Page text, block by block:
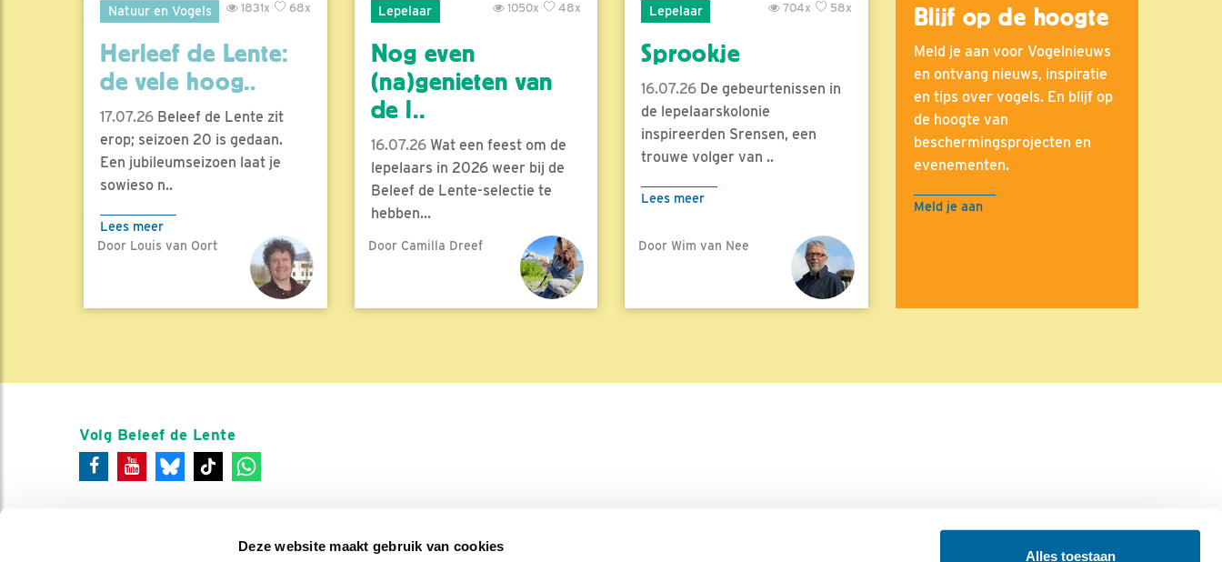
Deze website maakt gebruik van cookies
Alles toestaan
Natuur en Vogels 68x
1831x
Herleef de Lente:
de vele hoog..
17.07.26 Beleef de Lente zit
erop; seizoen 20 is gedaan.
Een jubileumseizoen laat je
sowieso n..
Lees meer
Door Louis van Oort
Lepelaar 48x
1050x
Nog even
(na)genieten van
de l..
16.07.26Wat een feest om de
lepelaars in 2026 weer bij de
Beleef de Lente-selectie te
hebben...
Lees meer
Door Camilla Dreef
Lepelaar 58x
704x
Sprookje
16.07.26 De gebeurtenissen in
de lepelaarskolonie
inspireerden Srensen, een
trouwe volger van ..
Lees meer
Door Wim van Nee
Blijf op de hoogte
Meld je aan voor Vogelnieuws
en ontvang nieuws, inspiratie
en tips over vogels. En blijf op
de hoogte van
beschermingsprojecten en
evenementen.
Meld je aan
Volg Beleef de Lente